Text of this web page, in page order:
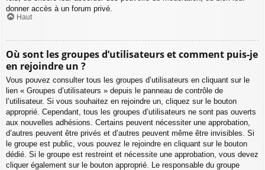
donner accès à un forum privé.
Haut
Où sont les groupes d’utilisateurs et comment puis-je
en rejoindre un ?
Vous pouvez consulter tous les groupes d’utilisateurs en cliquant sur le
lien « Groupes d’utilisateurs » depuis le panneau de contrôle de
l’utilisateur. Si vous souhaitez en rejoindre un, cliquez sur le bouton
approprié. Cependant, tous les groupes d’utilisateurs ne sont pas ouverts
aux nouvelles adhésions. Certains peuvent nécessiter une approbation,
d’autres peuvent être privés et d’autres peuvent même être invisibles. Si
le groupe est public, vous pouvez le rejoindre en cliquant sur le bouton
dédié. Si le groupe est restreint et nécessite une approbation, vous devez
cliquer également sur le bouton approprié. Le responsable du groupe